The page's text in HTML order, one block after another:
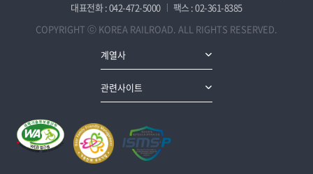
대표전화 : 042-472-5000
팩스 : 02-361-8385
COPYRIGHT ⓒ KOREA RAILROAD. ALL RIGHTS RESERVED.
계열사
관련사이트